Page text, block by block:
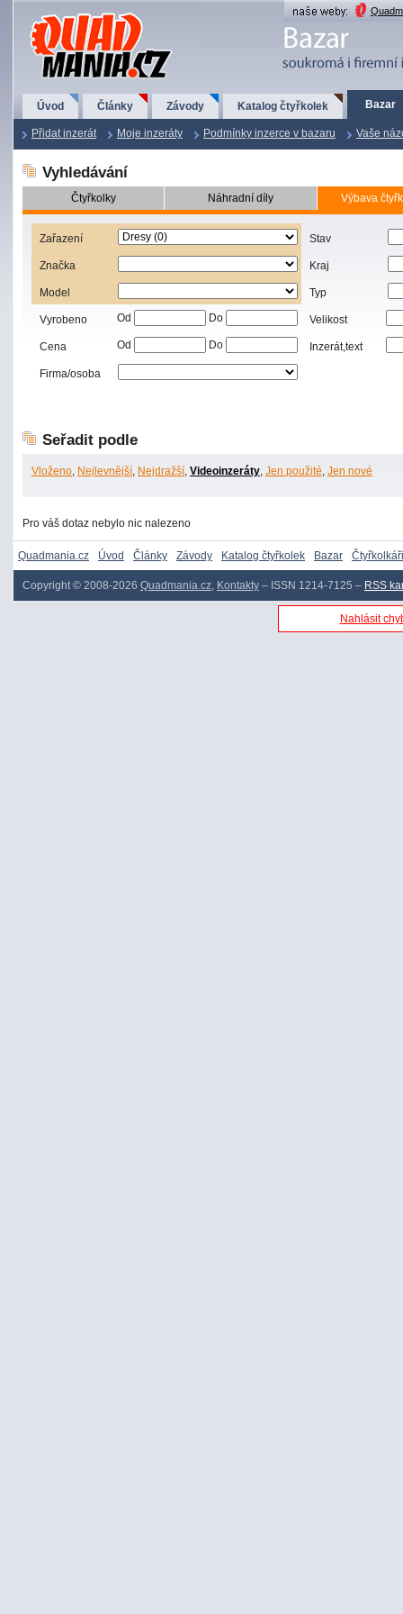
QuadMania.cz
Úvod Články Závody Katalog čtyřkolek Bazar
Přidat inzerát Moje inzeráty Podmínky inzerce v bazaru Vaše
Vyhledávání
Čtyřkolky Náhradní díly Výbava
Zařazení
Značka
Model
Vyrobeno Od Do
Cena Od Do
Firma/osoba
Stav
Kraj
Typ
Velikost
Inzerát,text
Seřadit podle
Vloženo, Nejlevnější, Nejdražší, Videoinzeráty, Jen použité, Jen nové
Pro váš dotaz nebylo nic nalezeno
Quadmania.cz Úvod Články Závody Katalog čtyřkolek Bazar Čtyřkolkáři
Copyright © 2008-2026 Quadmania.cz, Kontakty – ISSN 1214-7125 – RSS
Nahlásit